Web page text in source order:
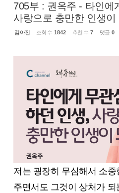
705부 : 권옥주 - 타인에
사랑으로 충만한 인생이
김아진 조회 수 1842 추천 수 7 댓글 0
저는 굉장히 무심해서 소
주면서도 그것이 상처가